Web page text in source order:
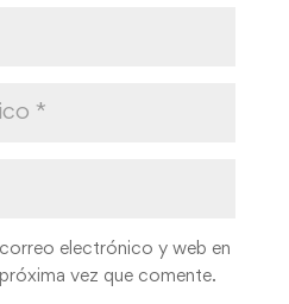
electrónico y web en
vez que comente.